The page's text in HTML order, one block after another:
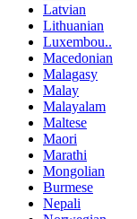
Latvian
Lithuanian
Luxembou..
Macedonian
Malagasy
Malay
Malayalam
Maltese
Maori
Marathi
Mongolian
Burmese
Nepali